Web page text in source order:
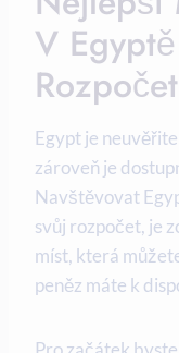
V
Rozpočet
Egypt je
zároveň je
Navštěvovat
svůj rozpočet, je
míst, která
peněz máte k